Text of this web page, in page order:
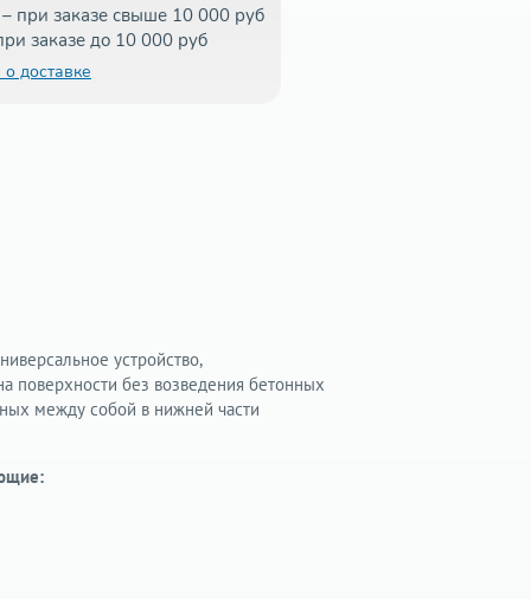
– при заказе свыше 10 000 руб
заказе до 10 000 руб
доставке
устройство,
поверхности без возведения бетонных
между собой в нижней части